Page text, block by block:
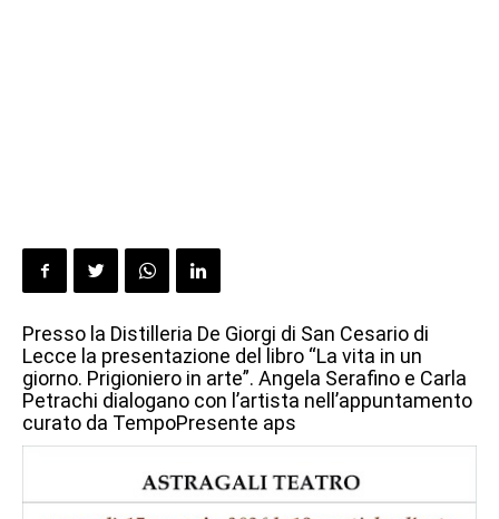
Presso la Distilleria De Giorgi di San Cesario di
Lecce la presentazione del libro “La vita in un
giorno. Prigioniero in arte”. Angela Serafino e Carla
Petrachi dialogano con l’artista nell’appuntamento
curato da TempoPresente aps